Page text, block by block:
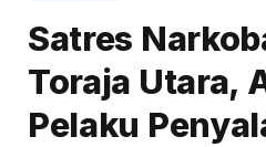
Satres
Toraja Utara,
Pelaku